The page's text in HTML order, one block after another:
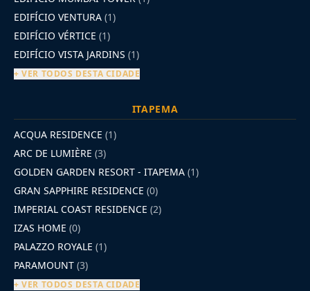
EDIFÍCIO VENTURA (1)
EDIFÍCIO VÉRTICE (1)
EDIFÍCIO VISTA JARDINS (1)
+ VER TODOS DESTA CIDADE
ITAPEMA
ACQUA RESIDENCE (1)
ARC DE LUMIÈRE (3)
GOLDEN GARDEN RESORT - ITAPEMA (1)
GRAN SAPPHIRE RESIDENCE (0)
IMPERIAL COAST RESIDENCE (2)
IZAS HOME (0)
PALAZZO ROYALE (1)
PARAMOUNT (3)
+ VER TODOS DESTA CIDADE